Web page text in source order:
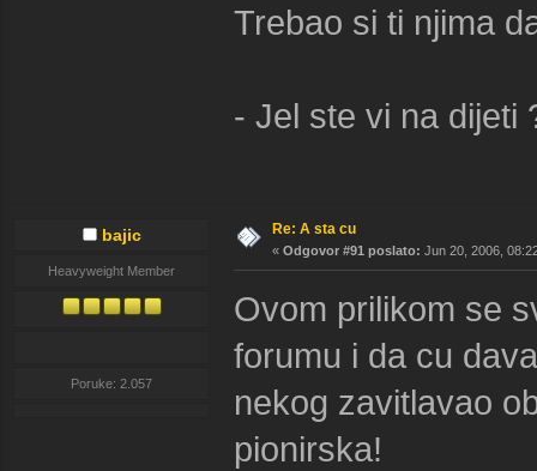
Trebao si ti njima
- Jel ste vi na
bajic
Heavyweight Member
Poruke: 2.057
Re: A sta cu
« Odgovor #91 poslato: Jun 20, 2006,
Ovom prilikom se
forumu i da cu
nekog zavitlavao
pionirska!